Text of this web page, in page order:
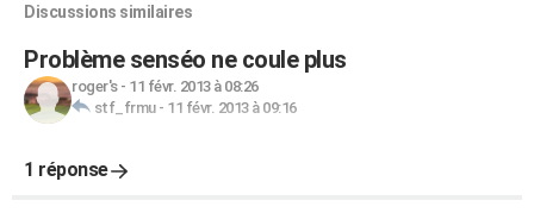
Discussions similaires
Problème senséo ne coule plus
roger's- 11 févr. 2013 à 08:26
stf_frmu- 11 févr. 2013 à 09:16
1 réponse